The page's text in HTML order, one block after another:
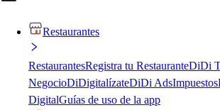
Restaurantes
RestaurantesRegistra tu RestauranteDiDi
NegocioDiDigitalízateDiDi AdsImpuestos
DigitalGuías de uso de la app